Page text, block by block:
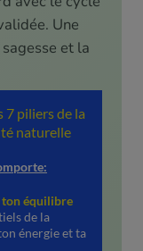
Une
et la